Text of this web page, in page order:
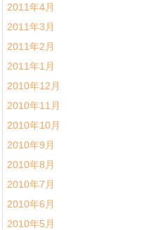
2011年4月
2011年3月
2011年2月
2011年1月
2010年12月
2010年11月
2010年10月
2010年9月
2010年8月
2010年7月
2010年6月
2010年5月